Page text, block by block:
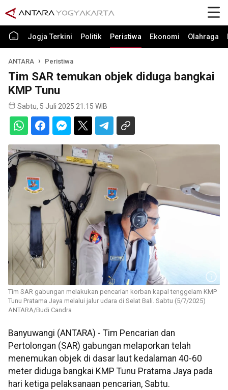
Jogja Terkini Politik Peristiwa Ekonomi Olahraga
ANTARA Peristiwa
Tim SAR temukan objek diduga bangkai
KMP Tunu
Sabtu, 5 Juli 2025 21:15 WIB
Tim SAR gabungan melakukan pencarian korban kapal tenggelam KMP
Tunu Pratama Jaya melalui jalur udara di Selat Bali. Sabtu (5/7/2025)
ANTARA/Budi Candra
Banyuwangi (ANTARA) - Tim Pencarian dan
Pertolongan (SAR) gabungan melaporkan telah
menemukan objek di dasar laut kedalaman 40-60
meter diduga bangkai KMP Tunu Pratama Jaya pada
hari ketiga pelaksanaan pencarian, Sabtu.